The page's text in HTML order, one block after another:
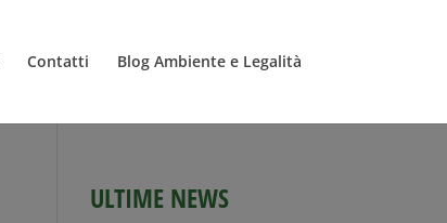
Contatti Blog Ambiente e Legalità
ULTIME NEWS